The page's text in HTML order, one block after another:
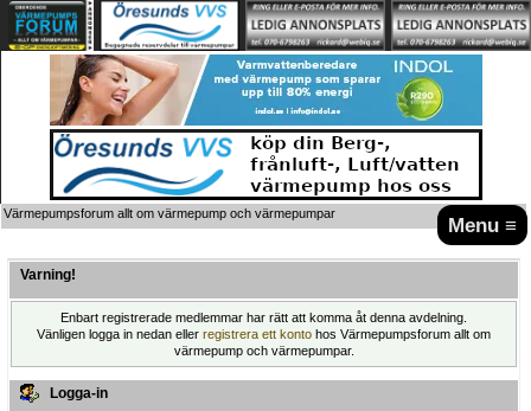
Menu ≡
Värmepumpsforum allt om värmepump och värmepumpar
Varning!
Enbart registrerade medlemmar har rätt att komma åt denna avdelning.
Vänligen logga in nedan eller registrera ett konto hos Värmepumpsforum allt om
värmepump och värmepumpar.
Logga-in